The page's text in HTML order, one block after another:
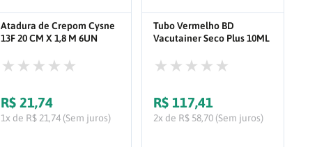
Atadura de Crepom Cysne
13F 20 CM X 1,8 M 6UN
R$ 21,74
1x de R$ 21,74 (Sem juros)
Tubo Vermelho BD
Vacutainer Seco Plus 10ML
R$ 117,41
2x de R$ 58,70 (Sem juros)